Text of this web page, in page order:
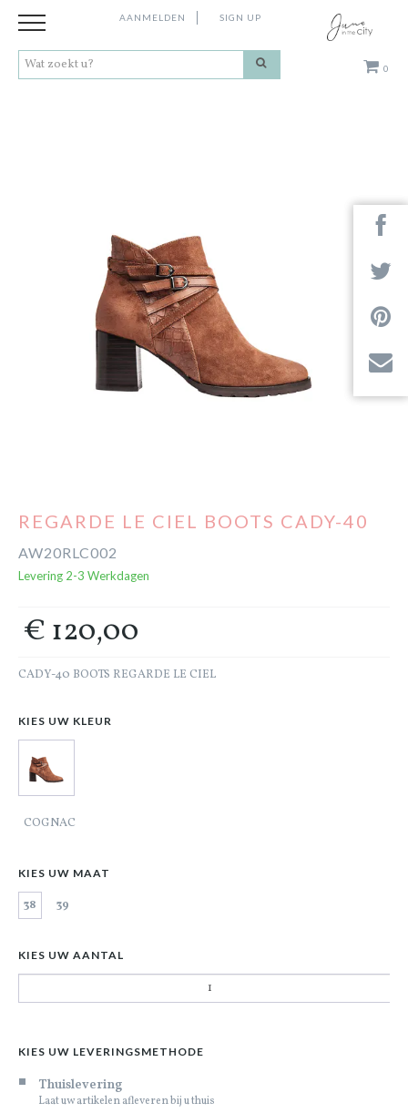
0
AANMELDEN SIGN UP
REGARDE LE CIEL BOOTS CADY-40
AW20RLC002
Levering 2-3 Werkdagen
€ 120,00
CADY-40 BOOTS REGARDE LE CIEL
KIES UW KLEUR
COGNAC
KIES UW MAAT
38 39
KIES UW AANTAL
KIES UW LEVERINGSMETHODE
Thuislevering
Laat uw artikelen afleveren bij u thuis